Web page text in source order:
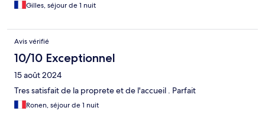
Gilles, séjour de 1 nuit
Avis vérifié
10/10 Exceptionnel
15 août 2024
Tres satisfait de la proprete et de l'accueil . Parfait
Ronen, séjour de 1 nuit